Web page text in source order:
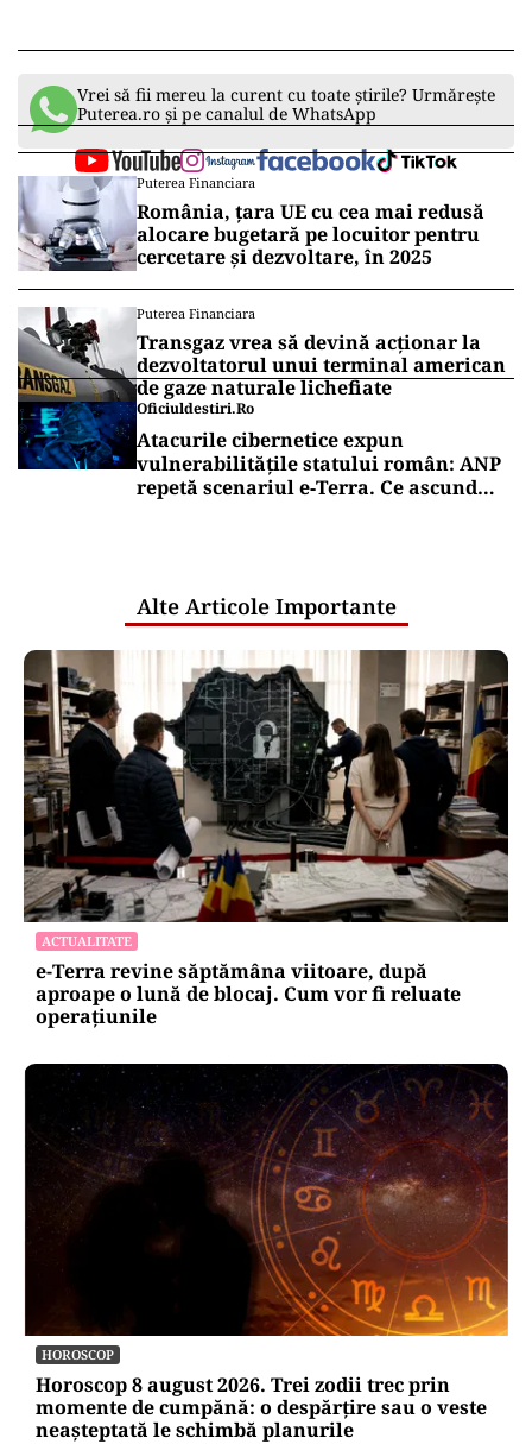
Vrei să fii mereu la curent cu toate știrile? Urmărește
Puterea.ro și pe canalul de WhatsApp
Puterea Financiara
România, țara UE cu cea mai redusă
alocare bugetară pe locuitor pentru
cercetare și dezvoltare, în 2025
Puterea Financiara
Transgaz vrea să devină acționar la
dezvoltatorul unui terminal american
de gaze naturale lichefiate
Oficiuldestiri.ro
Atacurile cibernetice expun
vulnerabilitățile statului român: ANP
repetă scenariul e‑Terra. Ce ascund
Alte Articole Importante
ACTUALITATE
e-Terra revine săptămâna viitoare, după
aproape o lună de blocaj. Cum vor fi reluate
operațiunile
HOROSCOP
Horoscop 8 august 2026. Trei zodii trec prin
momente de cumpănă: o despărțire sau o veste
neașteptată le schimbă planurile